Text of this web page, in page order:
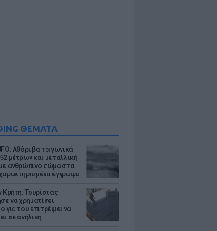
ΘΕΜΑΤΑ
Αθόρυβα τριγωνικά
μέτρων και μεταλλική
ανθρώπινο σώμα στα
έγγραφα
Κρήτη: Τουρίστας
να χρηματίσει
για του επιτρέψει να
σε ανήλικη